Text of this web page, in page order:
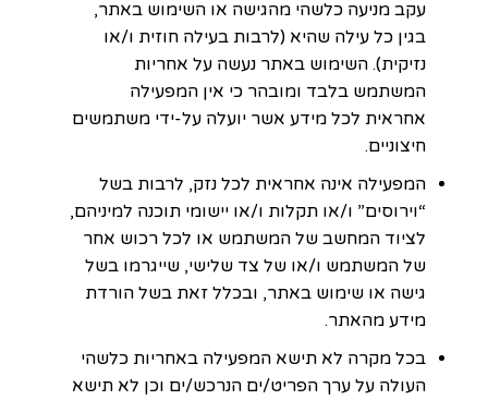
עקב מניעה כלשהי מהגישה או השימוש באתר,
בגין כל עילה שהיא (לרבות בעילה חוזית ו/או
נזיקית). השימוש באתר נעשה על אחריות
המשתמש בלבד ומובהר כי אין המפעילה
אחראית לכל מידע אשר יועלה על-ידי משתמשים
חיצוניים.
המפעילה אינה אחראית לכל נזק, לרבות בשל
“וירוסים” ו/או תקלות ו/או יישומי תוכנה למיניהם,
לציוד המחשב של המשתמש או לכל רכוש אחר
של המשתמש ו/או של צד שלישי, שייגרמו בשל
גישה או שימוש באתר, ובכלל זאת בשל הורדת
מידע מהאתר.
בכל מקרה לא תישא המפעילה באחריות כלשהי
העולה על ערך הפריט/ים הנרכש/ים וכן לא תישא